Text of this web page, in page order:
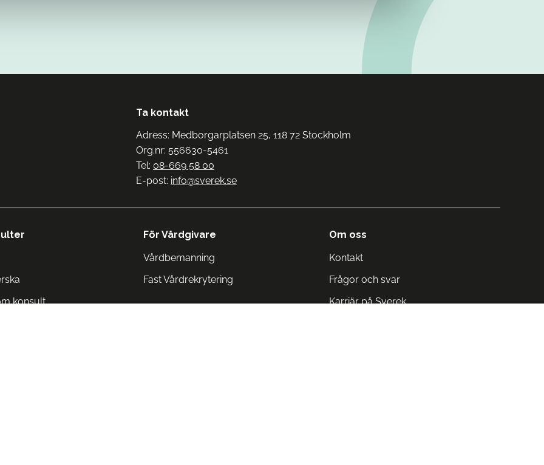
Ta kontakt
Adress: Medborgarplatsen 25, 118 72 Stockholm
Org.nr: 556630-5461
Tel: 08-669 58 00
E-post: info@sverek.se
konsult
För Vårdgivare
Vårdbemanning
Fast Vårdrekrytering
Om oss
Kontakt
Frågor och svar
Karriär på Sverek